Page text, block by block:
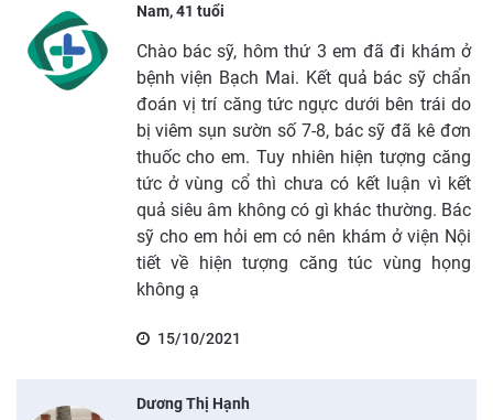
Nam, 41 tuổi
Chào bác sỹ, hôm thứ 3 em đã đi khám ở
bệnh viện Bạch Mai. Kết quả bác sỹ chẩn
đoán vị trí căng tức ngực dưới bên trái do
bị viêm sụn sườn số 7-8, bác sỹ đã kê đơn
thuốc cho em. Tuy nhiên hiện tượng căng
tức ở vùng cổ thì chưa có kết luận vì kết
quả siêu âm không có gì khác thường. Bác
sỹ cho em hỏi em có nên khám ở viện Nội
tiết về hiện tượng căng túc vùng họng
không ạ
15/10/2021
Dương Thị Hạnh